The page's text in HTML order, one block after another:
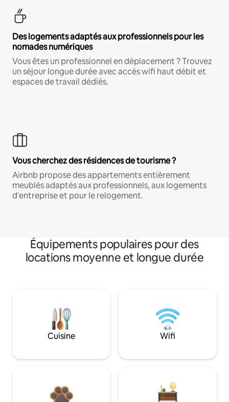
Des logements adaptés aux professionnels pour les
nomades numériques
Vous êtes un professionnel en déplacement ? Trouvez
un séjour longue durée avec accès wifi haut débit et
espaces de travail dédiés.
Vous cherchez des résidences de tourisme ?
Airbnb propose des appartements entièrement
meublés adaptés aux professionnels, aux logements
d'entreprise et pour le relogement.
Équipements populaires pour des
locations moyenne et longue durée
Cuisine Wifi